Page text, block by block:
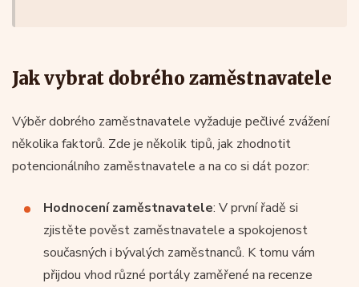
Jak vybrat dobrého zaměstnavatele
Výběr dobrého zaměstnavatele vyžaduje pečlivé zvážení
několika faktorů. Zde je několik tipů, jak zhodnotit
potencionálního zaměstnavatele a na co si dát pozor:
Hodnocení zaměstnavatele: V první řadě si
zjistěte pověst zaměstnavatele a spokojenost
současných i bývalých zaměstnanců. K tomu vám
přijdou vhod různé portály zaměřené na recenze